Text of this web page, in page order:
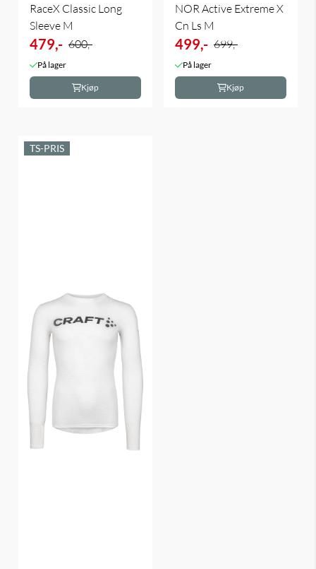
RaceX Classic Long
Sleeve M
479,- 600,-
På lager
Kjøp
NOR Active Extreme X
Cn Ls M
499,- 699,-
På lager
Kjøp